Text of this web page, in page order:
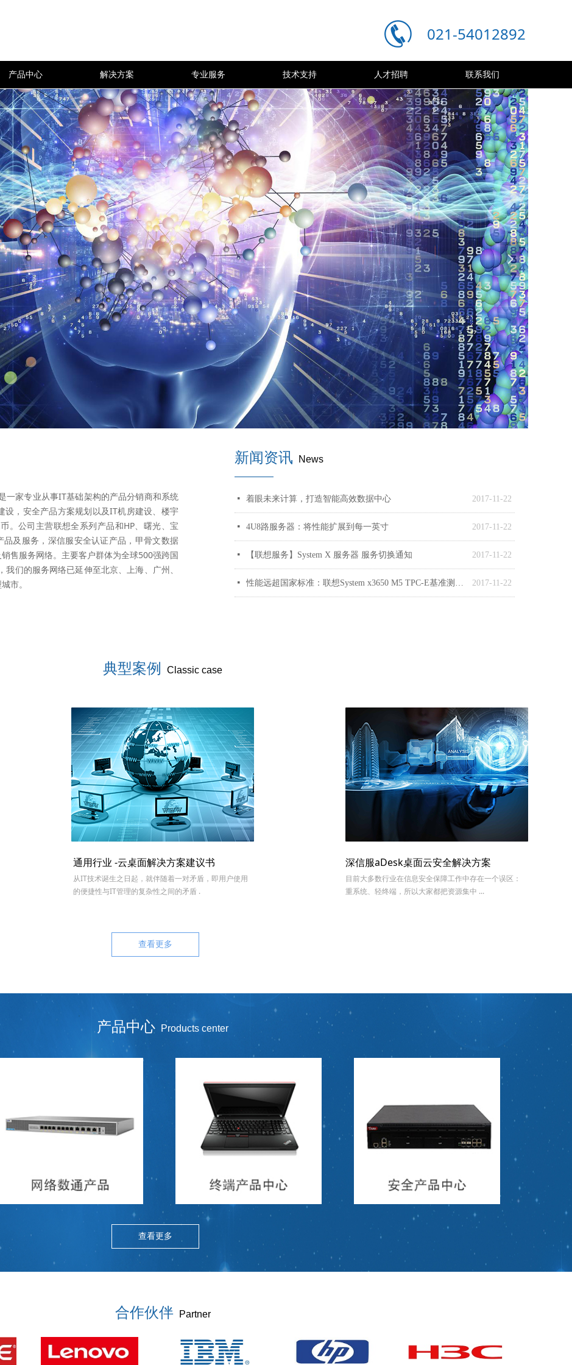
021-54012892
产品中心 解决方案 专业服务 技术支持 人才招聘 联系我们
넲
新闻资讯
News
————
2017-11-22
넷 着眼未来计算，打造智能高效数据中心
2017-11-22
넷 4U8路服务器：将性能扩展到每一英寸
2017-11-22
넷 【联想服务】System X 服务器 服务切换通知
2017-11-22
넷 性能远超国家标准：联想System x3650 M5 TPC-E基准测试再创世界纪录
家专业从事IT基础架构的产品分销商和系统
，安全产品方案规划以及IT机房建设、楼宇
。公司主营联想全系列产品和HP、曙光、宝
及服务，深信服安全认证产品，甲骨文数据
售服务网络。主要客户群体为全球500强跨国
们的服务网络已延伸至北京、上海、广州、
市。
典型案例 Classic case
查看更多
产品中心 Products center
查看更多
合作伙伴 Partner
通用行业 -云桌面解决方案建议书
从IT技术诞生之日起，就伴随着一对矛盾，即用户使用
的便捷性与IT管理的复杂性之间的矛盾 .
深信服aDesk桌面云安全解决方案
目前大多数行业在信息安全保障工作中存在一个误区：
重系统、轻终端，所以大家都把资源集中 ...